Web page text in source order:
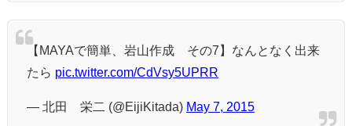
【MAYAで簡単、岩山作成 その7】なんとなく出来
たら pic.twitter.com/CdVsy5UPRR
— 北田 栄二 (@EijiKitada) May 7, 2015